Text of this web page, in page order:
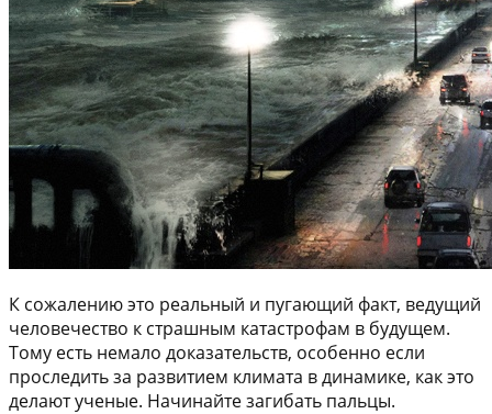
К сожалению это реальный и пугающий факт, ведущий
человечество к страшным катастрофам в будущем.
Тому есть немало доказательств, особенно если
проследить за развитием климата в динамике, как это
делают ученые. Начинайте загибать пальцы.